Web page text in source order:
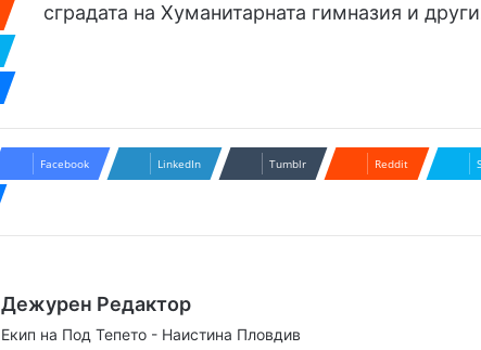
сградата на Хуманитарната гимназия и
Facebook LinkedIn Tumblr Reddit
Дежурен Редактор
Екип на Под Тепето - Наистина Пловдив